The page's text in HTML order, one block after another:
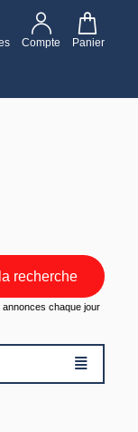
Compte Panier
recherche
chaque jour
≣